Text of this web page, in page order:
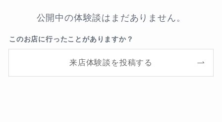
公開中の体験談はまだありません。
このお店に行ったことがありますか？
来店体験談を投稿する